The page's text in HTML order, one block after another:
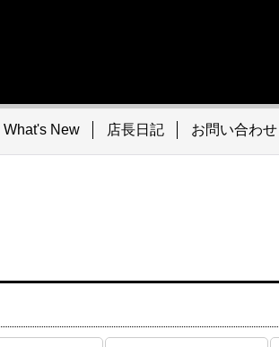
What's New 店長日記 お問い合わせ